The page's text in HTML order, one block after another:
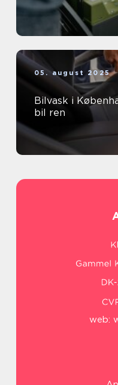
05. august 2025
Bilvask i
bil ren
web: